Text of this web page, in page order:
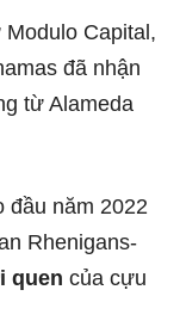
Capital,
đã nhận
từ Alameda
đầu năm 2022
Rhenigans-
quen của cựu